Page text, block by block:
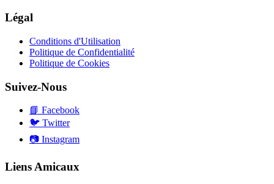
Légal
Conditions d'Utilisation
Politique de Confidentialité
Politique de Cookies
Suivez-Nous
📘 Facebook
🐦 Twitter
📷 Instagram
Liens Amicaux